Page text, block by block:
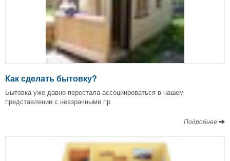
Как сделать бытовку?
Бытовка уже давно перестала ассоциироваться в нашем
представлении с невзрачными пр
Подробнее